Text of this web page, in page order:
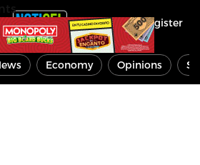
Register
Economy Opinions